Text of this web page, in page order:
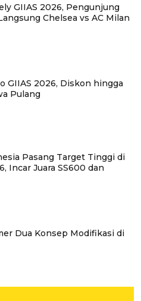
GIIAS 2026, Pengunjung
Chelsea vs AC Milan
GIIAS 2026, Diskon hingga
Pulang
Pasang Target Tinggi di
Incar Juara SS600 dan
Dua Konsep Modifikasi di